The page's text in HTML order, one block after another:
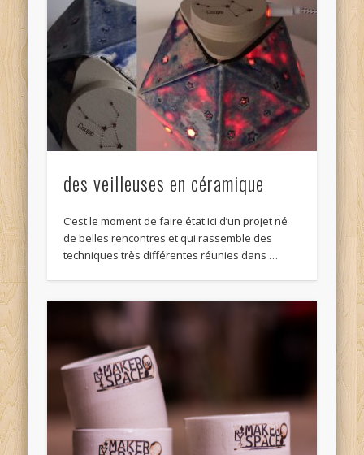
des veilleuses en céramique
C’est le moment de faire état ici d’un projet né
de belles rencontres et qui rassemble des
techniques très différentes réunies dans …